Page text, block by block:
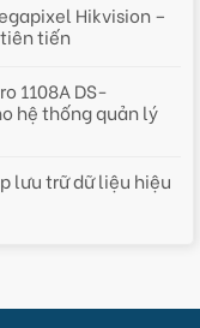
Hikvision –
tiến
1108A DS-
hệ thống quản lý
lưu trữ dữ liệu hiệu